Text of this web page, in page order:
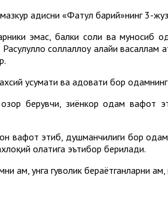
ҳадисни «Фатҳул барий»нинг 3-
эмас, балки солиҳ ва муносиб
Расулуллоҳ соллаллоҳу алайҳи
ҳусумати ва адовати бор
берувчи, зиёнкор одам вафот
вафот этиб, душманчилиги бор
ҳолатига эътибор берилади.
ҳам, унга гувоҳлик бераётганларни